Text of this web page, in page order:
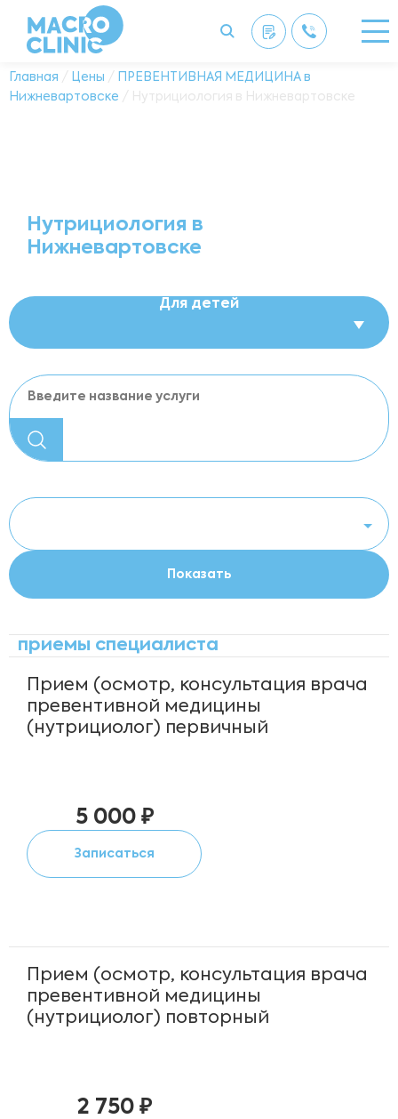
Главная / Цены /
ПРЕВЕНТИВНАЯ МЕДИЦИНА в
Нижневартовске / Нутрициология в Нижневартовске
Нутрициология в
Нижневартовске
Для детей
приемы специалиста
Прием (осмотр, консультация врача
превентивной медицины
(нутрициолог) первичный
5 000 ₽
Записаться
Прием (осмотр, консультация врача
превентивной медицины
(нутрициолог) повторный
2 750 ₽